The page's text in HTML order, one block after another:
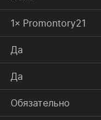
1× Promontory21
Да
Да
Обязательно